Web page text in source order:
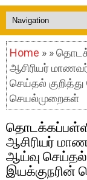
Home » »
ஆசிரியர்
செய்தல்
செயல்முறைகள்
ஆசிரியர்
ஆய்வு செய்தல்
இயக்குநரின்